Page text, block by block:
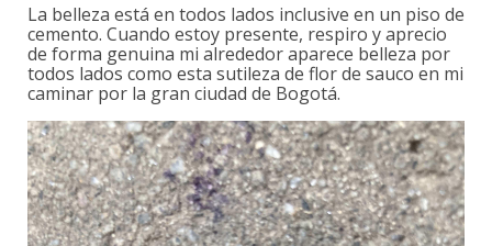
La belleza está en todos lados inclusive en un piso de
cemento. Cuando estoy presente, respiro y aprecio
de forma genuina mi alrededor aparece belleza por
todos lados como esta sutileza de flor de sauco en mi
caminar por la gran ciudad de Bogotá.